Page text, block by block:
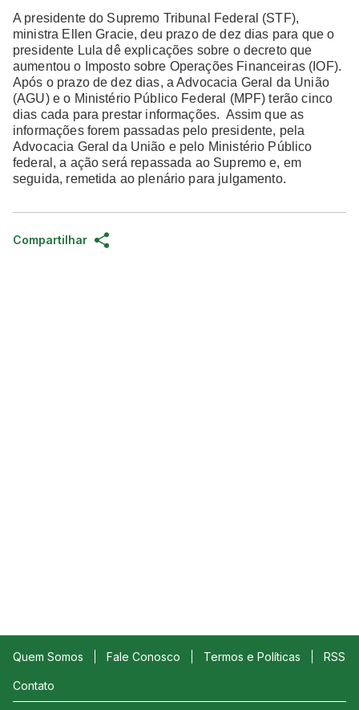
A presidente do Supremo Tribunal Federal (STF),
ministra Ellen Gracie, deu prazo de dez dias para que o
presidente Lula dê explicações sobre o decretoque
aumentou o Imposto sobre Operações Financeiras (IOF).
Após o prazo de dez dias, a Advocacia Geral da União
(AGU) e o Ministério Público Federal (MPF)terão cinco
dias cada para prestar informações. Assim que as
informações forem passadas pelo presidente, pela
Advocacia Geral da União e pelo Ministério Público
federal, a ação será repassada ao Supremo e, em
seguida, remetida ao plenário para julgamento.
Compartilhar
Quem Somos Fale Conosco Termos e Políticas RSS
Contato